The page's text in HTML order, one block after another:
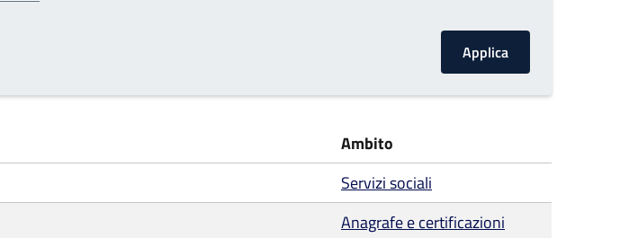
Ambito
Servizi sociali
Anagrafe e certificazioni